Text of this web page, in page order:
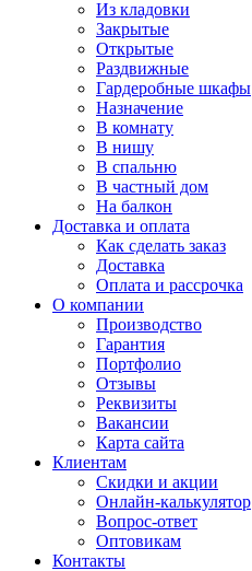
Из кладовки
Закрытые
Открытые
Раздвижные
Гардеробные шкафы
Назначение
В комнату
В нишу
В спальню
В частный дом
На балкон
Доставка и оплата
Как сделать заказ
Доставка
Оплата и рассрочка
О компании
Производство
Гарантия
Портфолио
Отзывы
Реквизиты
Вакансии
Карта сайта
Клиентам
Скидки и акции
Онлайн-калькулятор
Вопрос-ответ
Оптовикам
Контакты